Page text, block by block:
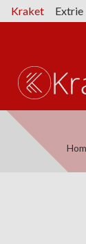
Kraket Extrie